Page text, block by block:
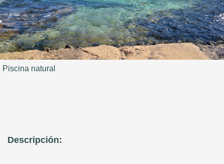
Piscina natural
Descripción: